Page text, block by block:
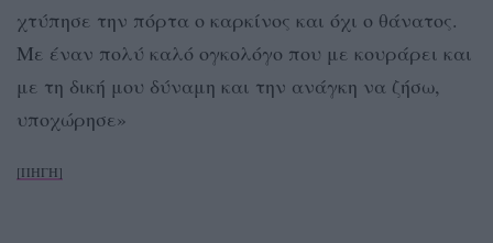
χτύπησε την πόρτα ο καρκίνος και όχι ο θάνατος.
Με έναν πολύ καλό ογκολόγο που με κουράρει και
με τη δική μου δύναμη και την ανάγκη να ζήσω,
υποχώρησε»
[ΠΗΓΗ]